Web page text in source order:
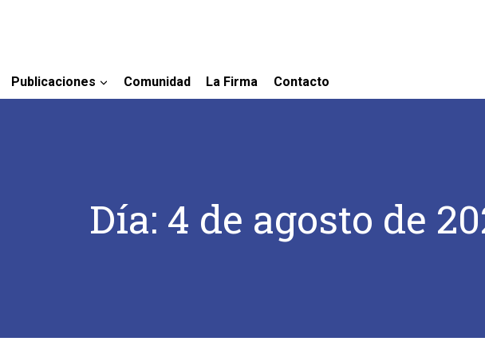
Publicaciones Comunidad La Firma Contacto
Día: 4 de agosto de